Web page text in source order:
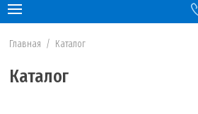
Главная / Каталог
Каталог